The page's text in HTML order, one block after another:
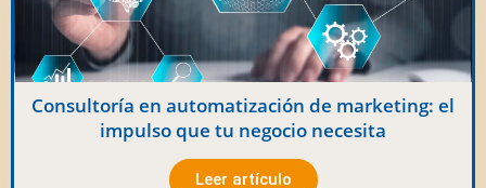
Consultoría en automatización de marketing: el
impulso que tu negocio necesita
Leer artículo